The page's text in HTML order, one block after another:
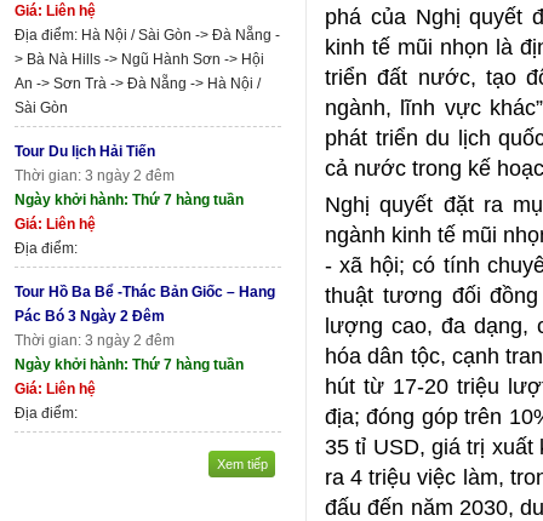
Giá: Liên hệ
Địa điểm: Hà Nội / Sài Gòn -> Đà Nẵng -
> Bà Nà Hills -> Ngũ Hành Sơn -> Hội
An -> Sơn Trà -> Đà Nẵng -> Hà Nội /
Sài Gòn
Tour Du lịch Hải Tiến
Thời gian: 3 ngày 2 đêm
Ngày khởi hành: Thứ 7 hàng tuần
Giá: Liên hệ
Địa điểm:
Tour Hồ Ba Bể -Thác Bản Giốc – Hang
Pác Bó 3 Ngày 2 Đêm
Thời gian: 3 ngày 2 đêm
Ngày khởi hành: Thứ 7 hàng tuần
Giá: Liên hệ
Địa điểm:
Xem tiếp
phá của Nghị quyết
kinh tế mũi nhọn là
triển đất nước, tạo
ngành, lĩnh vực
phát triển du lịch
cả nước trong kế
Nghị quyết đặt ra
ngành kinh tế mũi
- xã hội; có tính
thuật tương đối
lượng cao, đa dạng,
hóa dân tộc, cạnh
hút từ 17-20 triệu
địa; đóng góp trên
35 tỉ USD, giá trị xuất
ra 4 triệu việc làm,
đấu đến năm 2030,